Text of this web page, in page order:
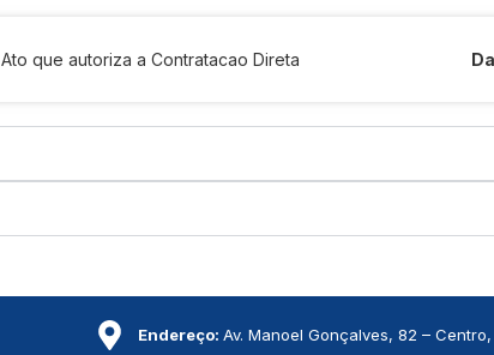
Ato que autoriza a Contratacao Direta
Endereço:Av. Manoel Gonçalves, 82 –